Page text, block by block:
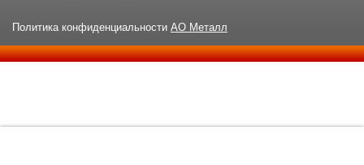
Политика конфиденциальности АО Металл